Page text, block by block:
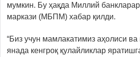
мумкин. Бу ҳақда Миллий
маркази (МБПМ) хабар қилди.
“Биз учун мамлакатимиз аҳолиси
янада кенгроқ қулайликлар